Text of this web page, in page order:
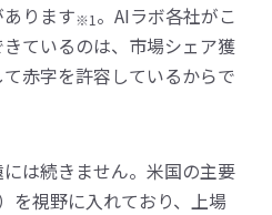
ります※1 。AIラボ各社がこ
ているのは、市場シェア獲
赤字を許容しているからで
は続きません。米国の主要
を視野に入れており、上場